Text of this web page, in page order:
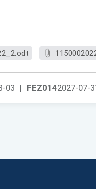
FEZ0142027-07-
03 |